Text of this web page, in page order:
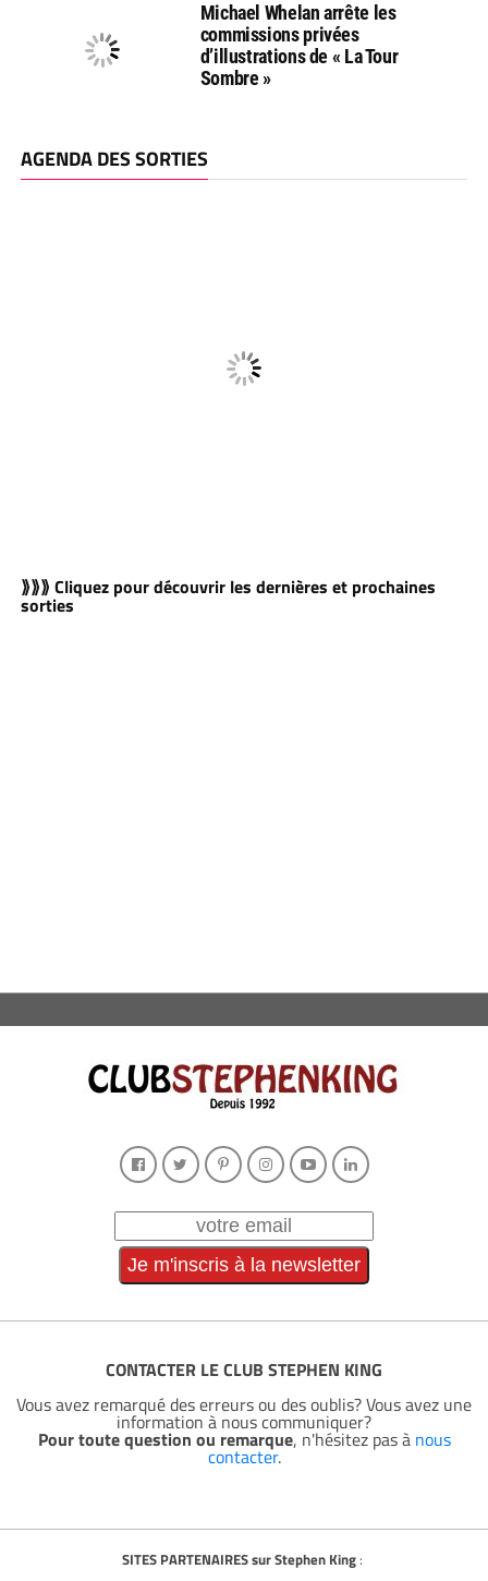
Michael Whelan arrête les
commissions privées
d’illustrations de « La Tour
Sombre »
AGENDA DES SORTIES
⟫⟫⟫ Cliquez pour découvrir les dernières et prochaines
sorties
CONTACTER LE CLUB STEPHEN KING
Vous avez remarqué des erreurs ou des oublis? Vous avez une
information à nous communiquer?
Pour toute question ou remarque, n'hésitez pas à nous
contacter.
SITES PARTENAIRES sur Stephen King: